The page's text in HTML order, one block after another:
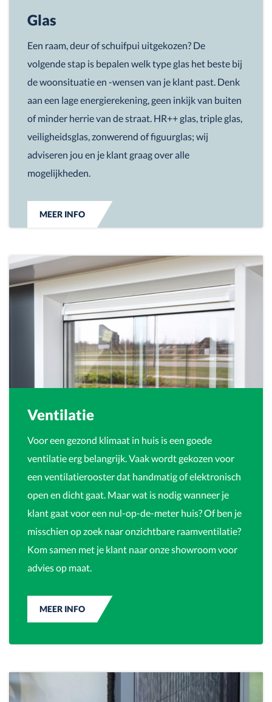
Glas
Een raam, deur of schuifpui uitgekozen? De
volgende stap is bepalen welk type glas het beste bij
de woonsituatie en -wensen van je klant past. Denk
aan een lage energierekening, geen inkijk van buiten
of minder herrie van de straat. HR++ glas, triple glas,
veiligheidsglas, zonwerend of figuurglas; wij
adviseren jou en je klant graag over alle
mogelijkheden.
MEER INFO
Ventilatie
Voor een gezond klimaat in huis is een goede
ventilatie erg belangrijk. Vaak wordt gekozen voor
een ventilatierooster dat handmatig of elektronisch
open en dicht gaat. Maar wat is nodig wanneer je
klant gaat voor een nul-op-de-meter huis? Of ben je
misschien op zoek naar onzichtbare raamventilatie?
Kom samen met je klant naar onze showroom voor
advies op maat.
MEER INFO